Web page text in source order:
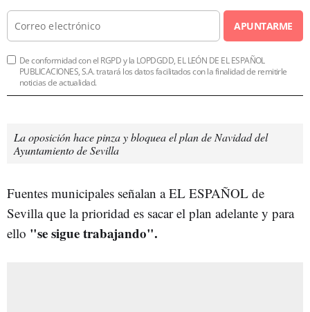
APUNTARME
De conformidad con el RGPD y la LOPDGDD, EL LEÓN DE EL ESPAÑOL
PUBLICACIONES, S.A. tratará los datos facilitados con la finalidad de remitirle
noticias de actualidad.
La oposición hace pinza y bloquea el plan de Navidad del
Ayuntamiento de Sevilla
Fuentes municipales señalan a EL ESPAÑOL de
Sevilla que la prioridad es sacar el plan adelante y para
ello "se sigue trabajando".